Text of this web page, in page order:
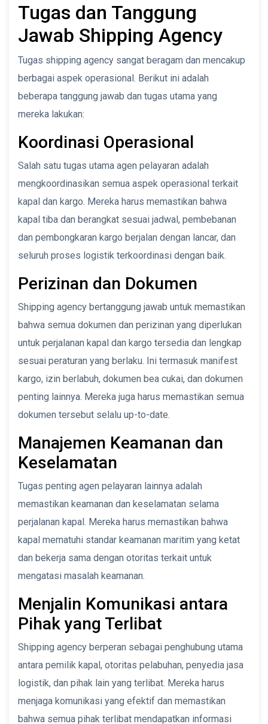
Tugas dan Tanggung
Jawab Shipping Agency
Tugas shipping agency sangat beragam dan mencakup
berbagai aspek operasional. Berikut ini adalah
beberapa tanggung jawab dan tugas utama yang
mereka lakukan:
Koordinasi Operasional
Salah satu tugas utama agen pelayaran adalah
mengkoordinasikan semua aspek operasional terkait
kapal dan kargo. Mereka harus memastikan bahwa
kapal tiba dan berangkat sesuai jadwal, pembebanan
dan pembongkaran kargo berjalan dengan lancar, dan
seluruh proses logistik terkoordinasi dengan baik.
Perizinan dan Dokumen
Shipping agency bertanggung jawab untuk memastikan
bahwa semua dokumen dan perizinan yang diperlukan
untuk perjalanan kapal dan kargo tersedia dan lengkap
sesuai peraturan yang berlaku. Ini termasuk manifest
kargo, izin berlabuh, dokumen bea cukai, dan dokumen
penting lainnya. Mereka juga harus memastikan semua
dokumen tersebut selalu up-to-date.
Manajemen Keamanan dan
Keselamatan
Tugas penting agen pelayaran lainnya adalah
memastikan keamanan dan keselamatan selama
perjalanan kapal. Mereka harus memastikan bahwa
kapal mematuhi standar keamanan maritim yang ketat
dan bekerja sama dengan otoritas terkait untuk
mengatasi masalah keamanan.
Menjalin Komunikasi antara
Pihak yang Terlibat
Shipping agency berperan sebagai penghubung utama
antara pemilik kapal, otoritas pelabuhan, penyedia jasa
logistik, dan pihak lain yang terlibat. Mereka harus
menjaga komunikasi yang efektif dan memastikan
bahwa semua pihak terlibat mendapatkan informasi